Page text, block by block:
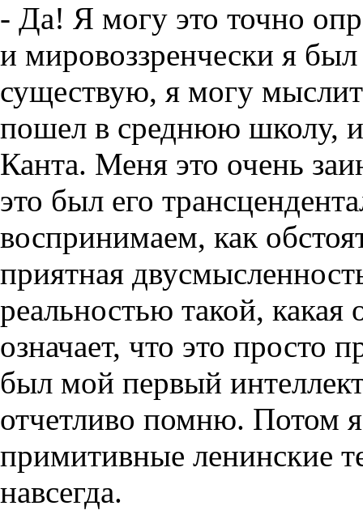
- Да! Я могу это точно
и мировоззренчески я
существую, я могу
пошел в среднюю школу,
Канта. Меня это очень
это был его
воспринимаем, как
приятная
реальностью такой, какая
означает, что это просто
был мой первый
отчетливо помню. Потом
примитивные ленинские
навсегда.